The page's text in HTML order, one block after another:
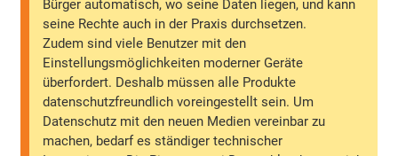
Bürger automatisch, wo seine Daten liegen, und kann
seine Rechte auch in der Praxis durchsetzen.
Zudem sind viele Benutzer mit den
Einstellungsmöglichkeiten moderner Geräte
überfordert. Deshalb müssen alle Produkte
datenschutzfreundlich voreingestellt sein. Um
Datenschutz mit den neuen Medien vereinbar zu
machen, bedarf es ständiger technischer